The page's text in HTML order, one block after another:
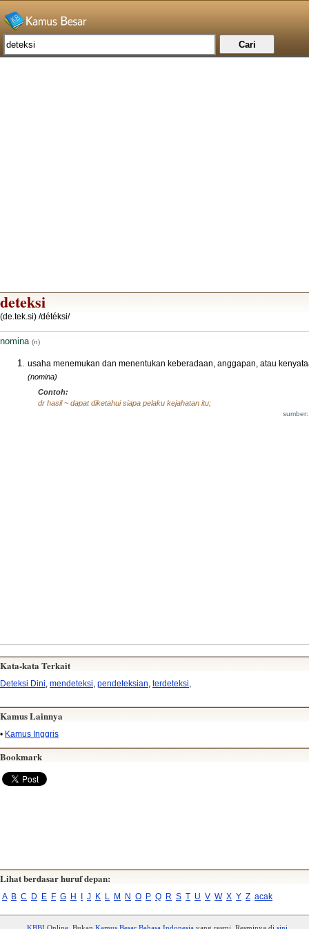
deteksi
(de.tek.si) /détéksi/
nomina (n)
usaha menemukan dan menentukan keberadaan, anggapan, atau
(nomina)
Contoh:
dr hasil ~ dapat diketahui siapa pelaku kejahatan itu;
Kata-kata Terkait
Deteksi Dini mendeteksi pendeteksian terdeteksi
Kamus Lainnya
• Kamus Inggris
Bookmark
Lihat berdasar huruf depan:
A B C D E F G H J K L M N O P Q R S T U V W X Y Z acak